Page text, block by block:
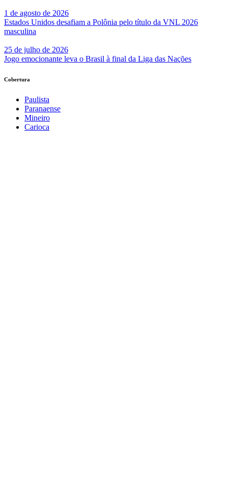
1 de agosto de 2026
Estados Unidos desafiam a Polônia pelo título da VNL 2026
masculina
25 de julho de 2026
Jogo emocionante leva o Brasil à final da Liga das Nações
Cobertura
Paulista
Paranaense
Mineiro
Carioca